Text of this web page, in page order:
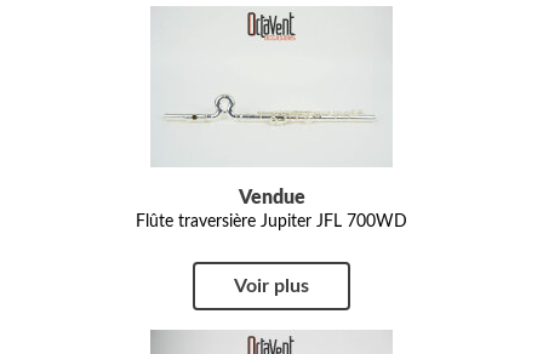
Vendue
Flûte traversière Jupiter JFL 700WD
Voir plus